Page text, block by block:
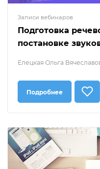
Записи вебинаров
Подготовка
постановке
Елецкая Ольга
Подробнее